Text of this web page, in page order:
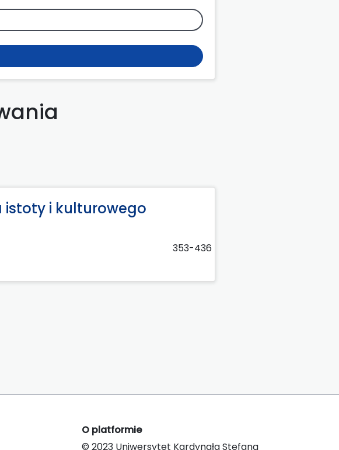
istoty i kulturowego
353-436
O platformie
© 2023 Uniwersytet Kardynała Stefana